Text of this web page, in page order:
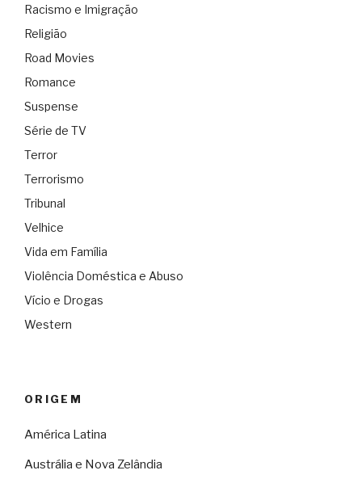
Racismo e Imigração
Religião
Road Movies
Romance
Suspense
Série de TV
Terror
Terrorismo
Tribunal
Velhice
Vida em Família
Violência Doméstica e Abuso
Vício e Drogas
Western
ORIGEM
América Latina
Austrália e Nova Zelândia